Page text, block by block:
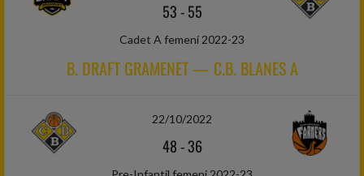
53-55
Cadet A femení 2022-23
B. DRAFT GRAMENET — C.B. BLANES A
22/10/2022
48-36